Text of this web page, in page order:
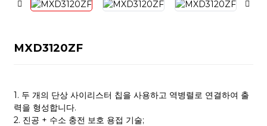
MXD3120ZF
1. 두 개의 단상 사이리스터 칩을 사용하고 역병렬로 연결하여 출
력을 형성합니다.
2. 진공 + 수소 충전 보호 용접 기술;